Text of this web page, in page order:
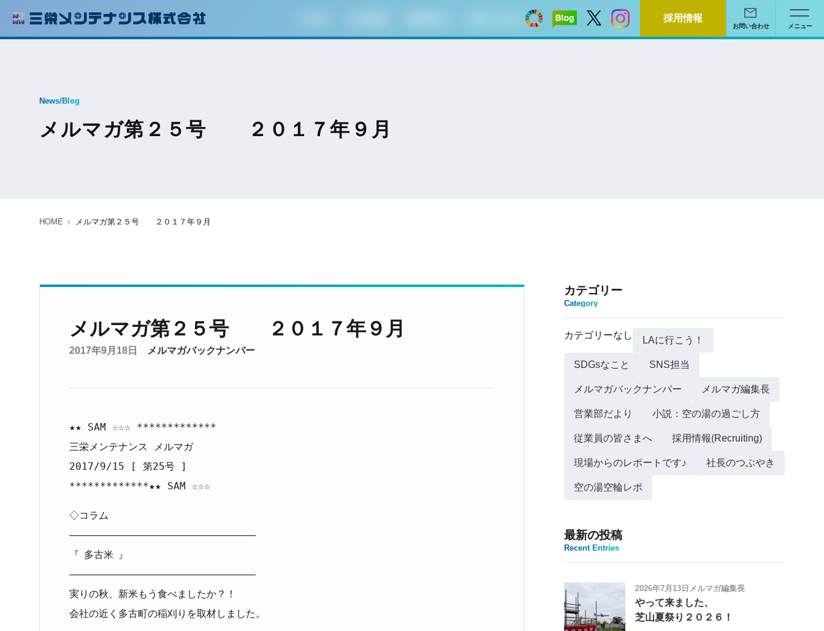
採用情報
お問い合わせ メニュー
News/Blog
メルマガ第２５号 ２０１７年９月
HOME メルマガ第２５号 ２０１７年９月
メルマガ第２５号 ２０１７年９月
2017年9月18日 メルマガバックナンバー
★★ SAM ☆☆☆ *************
三栄メンテナンス メルマガ
2017/9/15 [ 第25号 ]
*************★★ SAM ☆☆☆
◇コラム
―――――――――――――――――――
『 多古米 』
―――――――――――――――――――
実りの秋、新米もう食べましたか？！
会社の近く多古町の稲刈りを取材しました。
カテゴリー
Category
カテゴリーなし LAに行こう！
SDGsなこと SNS担当
メルマガバックナンバー メルマガ編集長
営業部だより 小説：空の湯の過ごし方
従業員の皆さまへ 採用情報(Recruiting)
現場からのレポートです♪ 社長のつぶやき
空の湯空輪レポ
最新の投稿
Recent Entries
2026年7月13日 メルマガ編集長
やって来ました、
芝山夏祭り２０２６！